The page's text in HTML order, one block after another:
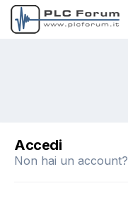
Accedi
Non hai un account?